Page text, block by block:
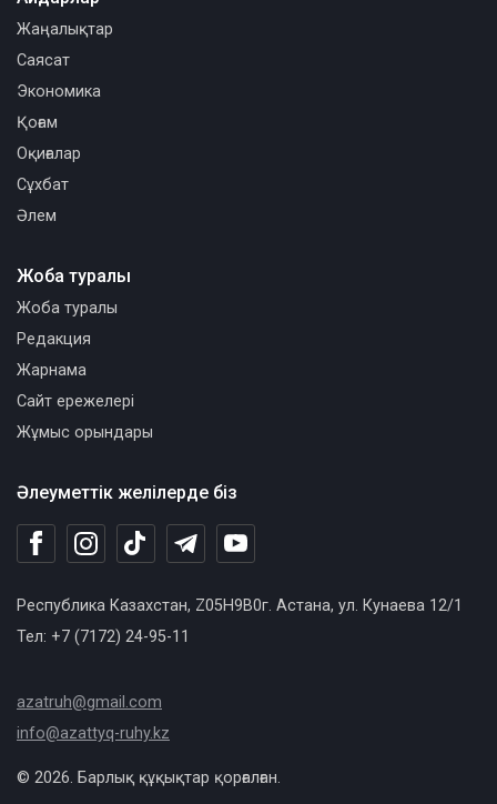
Әлеуметтік желілерде біз
Республика Казахстан, Z05H9B0г. Астана, ул. Кунаева 12/1
Тел: +7 (7172) 24-95-11
azatruh@gmail.com
info@azattyq-ruhy.kz
Жаңалықтар
Саясат
Экономика
Қоғам
Оқиғалар
Сұхбат
Әлем
Жоба туралы
Жоба туралы
Редакция
Жарнама
Сайт ережелері
Жұмыс орындары
© 2026. Барлық құқықтар қорғалған.